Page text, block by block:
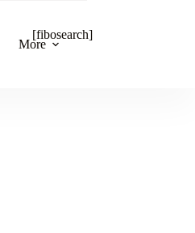
More
[fibosearch]